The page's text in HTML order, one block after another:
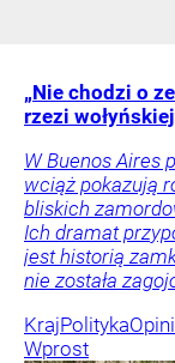
„Nie chodzi o
rzezi wołyńskiej
W Buenos Aires
wciąż pokazują
bliskich
Ich dramat
jest historią
nie została
KrajPolityka
Wprost